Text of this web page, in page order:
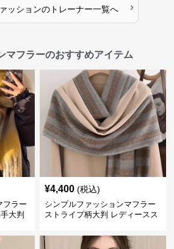
ッションのトレーナー一覧へ ›
マフラーのおすすめアイテム
フラー
大判
¥4,400 (税込)
シンプルファッションマフラー
ストライプ柄大判 レディースス